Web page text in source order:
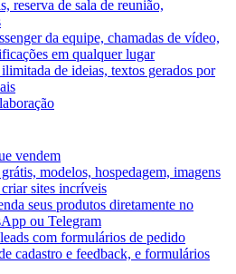
reserva de sala de reunião,
da equipe, chamadas de vídeo,
em qualquer lugar
de ideias, textos gerados por
vendem
modelos, hospedagem, imagens
sites incríveis
seus produtos diretamente no
ou Telegram
com formulários de pedido
cadastro e feedback, e formulários